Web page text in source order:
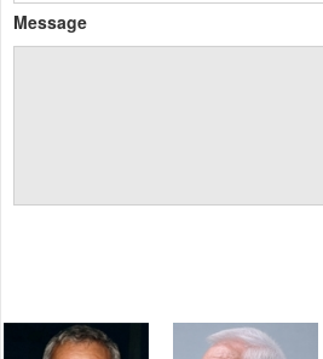
Message